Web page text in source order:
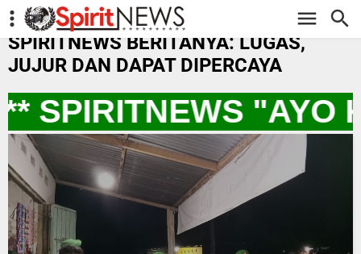
-->
SPIRITNEWS BERITANYA: LUGAS,
JUJUR DAN DAPAT DIPERCAYA
"AYO